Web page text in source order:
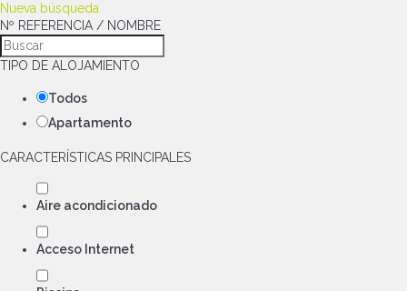
Nueva búsqueda
Nº REFERENCIA / NOMBRE
TIPO DE ALOJAMIENTO
Todos
Apartamento
CARACTERÍSTICAS PRINCIPALES
Aire acondicionado
Acceso Internet